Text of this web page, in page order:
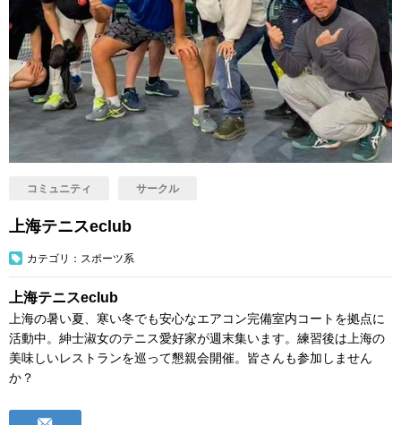
コミュニティ サークル
上海テニスeclub
カテゴリ：スポーツ系
上海テニスeclub
上海の暑い夏、寒い冬でも安心なエアコン完備室内コートを拠点に
活動中。紳士淑女のテニス愛好家が週末集います。練習後は上海の
美味しいレストランを巡って懇親会開催。皆さんも参加しません
か？